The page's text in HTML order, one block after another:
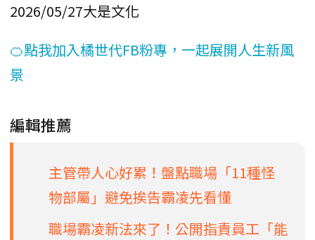
2026/05/27大是文化
🍊點我加入橘世代FB粉專，一起展開人生新風
景
編輯推薦
主管帶人心好累！盤點職場「11種怪
物部屬」避免挨告霸凌先看懂
職場霸凌新法來了！公開指責員工「能